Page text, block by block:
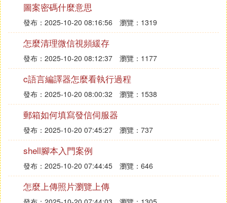
圖案密碼什麼意思
發布：2025-10-20 08:16:56 瀏覽：1319
怎麼清理微信視頻緩存
發布：2025-10-20 08:12:37 瀏覽：1177
c語言編譯器怎麼看執行過程
發布：2025-10-20 08:00:32 瀏覽：1538
郵箱如何填寫發信伺服器
發布：2025-10-20 07:45:27 瀏覽：737
shell腳本入門案例
發布：2025-10-20 07:44:45 瀏覽：646
怎麼上傳照片瀏覽上傳